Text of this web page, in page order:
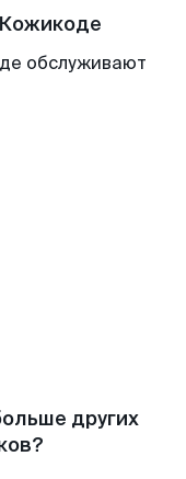
обслуживают
других